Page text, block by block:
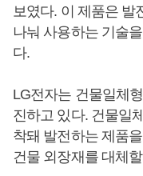
보였다. 이 제품은 발
나눠 사용하는 기술
다.
LG전자는 건물일체
진하고 있다. 건물일
착돼 발전하는 제품
건물 외장재를 대체